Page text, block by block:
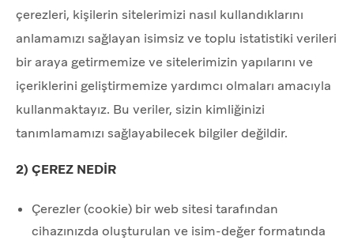
çerezleri, kişilerin sitelerimizi nasıl kullandıklarını
anlamamızı sağlayan isimsiz ve toplu istatistiki verileri
bir araya getirmemize ve sitelerimizin yapılarını ve
içeriklerini geliştirmemize yardımcı olmaları amacıyla
kullanmaktayız. Bu veriler, sizin kimliğinizi
tanımlamamızı sağlayabilecek bilgiler değildir.
2) ÇEREZ NEDİR
Çerezler (cookie) bir web sitesi tarafından
cihazınızda oluşturulan ve isim-değer formatında